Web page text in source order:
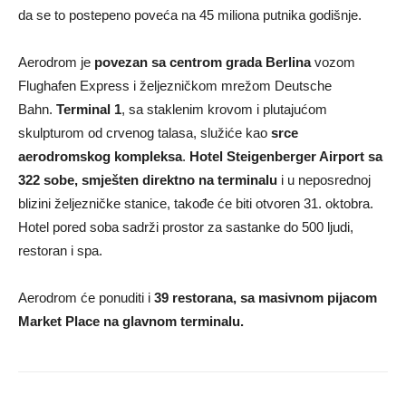
da se to postepeno poveća na 45 miliona putnika godišnje.
Aerodrom je povezan sa centrom grada Berlinavozom
Flughafen Express i željezničkom mrežom Deutsche
Bahn. Terminal 1, sa staklenim krovom i plutajućom
skulpturom od crvenog talasa, služiće kao srce
aerodromskog kompleksa. Hotel Steigenberger Airport sa
322 sobe, smješten direktno na terminalu i u neposrednoj
blizini željezničke stanice, takođe će biti otvoren 31. oktobra.
Hotel pored soba sadrži prostor za sastanke do 500 ljudi,
restoran i spa.
Aerodrom će ponuditi i 39 restorana, sa masivnom pijacom
Market Place na glavnom terminalu.